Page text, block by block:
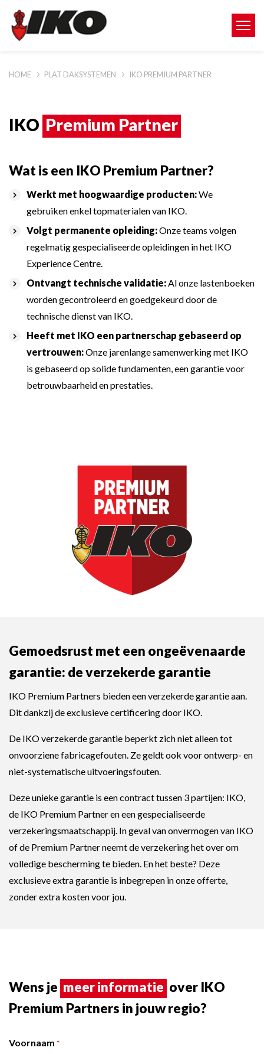
HOME PLAT DAKSYSTEMEN IKO PREMIUM PARTNER
IKO Premium Partner
Wat is een IKO Premium Partner?
Werkt met hoogwaardige producten:We
gebruiken enkel topmaterialen van IKO.
Volgt permanente opleiding:Onze teams volgen
regelmatig gespecialiseerde opleidingen in het IKO
Experience Centre.
Ontvangt technische validatie:Al onze lastenboeken
worden gecontroleerd en goedgekeurd door de
technische dienst van IKO.
Heeft met IKO een partnerschap gebaseerd op
vertrouwen:Onze jarenlange samenwerking met IKO
is gebaseerd op solide fundamenten, een garantie voor
betrouwbaarheid en prestaties.
Gemoedsrust met een ongeëvenaarde
garantie: de verzekerde garantie
IKO Premium Partners bieden een verzekerde garantie aan.
Dit dankzij de exclusieve certificering door IKO.
De IKO verzekerde garantie beperkt zich niet alleen tot
onvoorziene fabricagefouten. Ze geldt ook voor ontwerp- en
niet-systematische uitvoeringsfouten.
Deze unieke garantie is een contract tussen 3 partijen: IKO,
de IKO Premium Partner en een gespecialiseerde
verzekeringsmaatschappij. In geval van onvermogen van IKO
of de Premium Partner neemt de verzekering het over om
volledige bescherming te bieden. En het beste? Deze
exclusieve extra garantie is inbegrepen in onze offerte,
zonder extra kosten voor jou.
Wens je meer informatie over IKO
Premium Partners in jouw regio?
Voornaam *